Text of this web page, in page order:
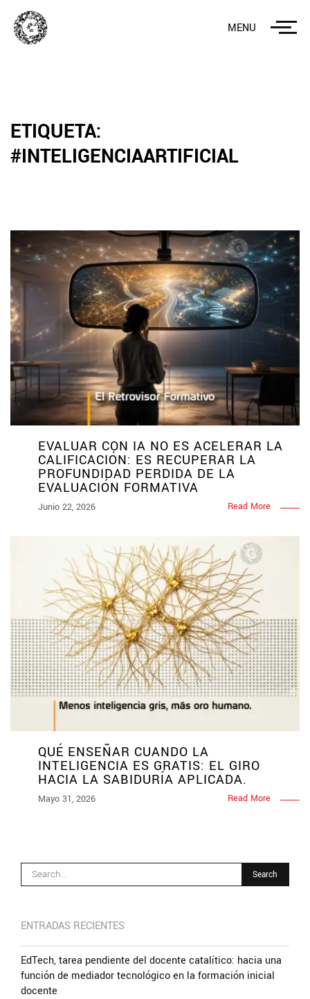
MENU
ETIQUETA:
#INTELIGENCIAARTIFICIAL
EVALUAR CON IA NO ES ACELERAR LA
CALIFICACIÓN: ES RECUPERAR LA
PROFUNDIDAD PERDIDA DE LA
EVALUACIÓN FORMATIVA
Junio 22, 2026 Read More
QUÉ ENSEÑAR CUANDO LA
INTELIGENCIA ES GRATIS: EL GIRO
HACIA LA SABIDURÍA APLICADA.
Mayo 31, 2026 Read More
ENTRADAS RECIENTES
EdTech, tarea pendiente del docente catalítico: hacia una
función de mediador tecnológico en la formación inicial
docente